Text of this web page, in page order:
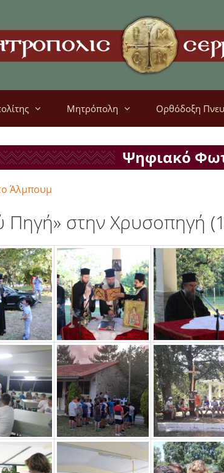
Μητρόπολη Ορθόδοξη
Ψηφιακό
Άλμπουμ
Πηγή» στην Χρυσοπηγή